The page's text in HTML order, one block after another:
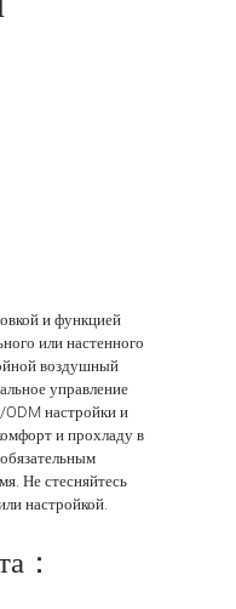
и функцией
или настенного
воздушный
управление
настройки и
и прохладу в
Не стесняйтесь
настройкой.
：